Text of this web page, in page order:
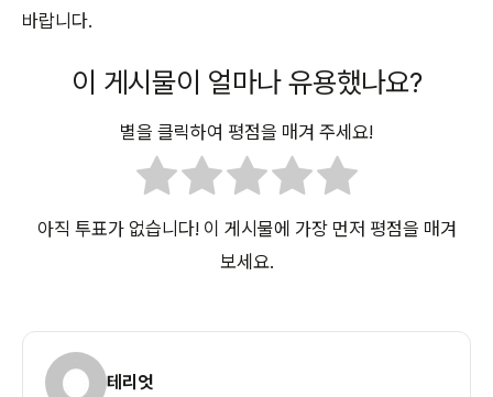
바랍니다.
이 게시물이 얼마나 유용했나요?
별을 클릭하여 평점을 매겨 주세요!
아직 투표가 없습니다! 이 게시물에 가장 먼저 평점을 매겨
보세요.
테리엇